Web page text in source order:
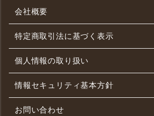
会社概要
特定商取引法に基づく表示
個人情報の取り扱い
情報セキュリティ基本方針
お問い合わせ